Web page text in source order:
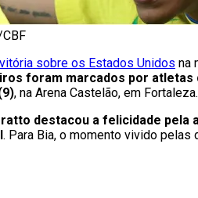
vitória sobre os Estados Unidos na
foram marcados por atletas
, na Arena Castelão, em Fortaleza.
destacou a felicidade pela
. Para Bia, o momento vivido